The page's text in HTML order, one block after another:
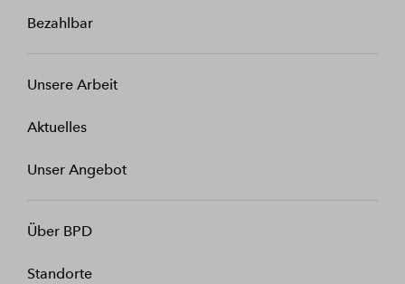
Bezahlbar
Unsere Arbeit
Aktuelles
Unser Angebot
Über BPD
Standorte